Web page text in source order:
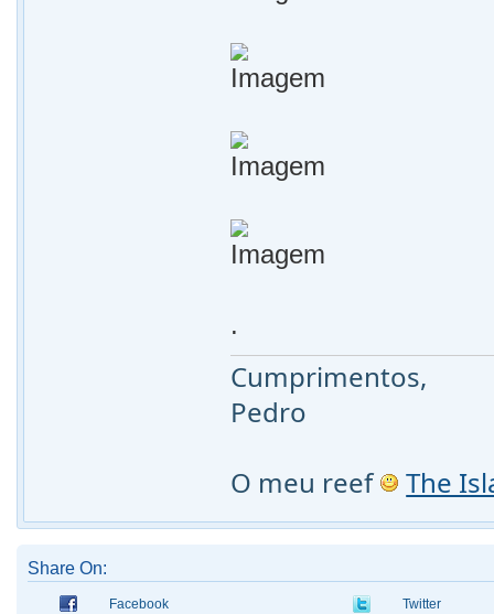
.
Cumprimentos,
Pedro
O meu reef
The
Share On:
Facebook Twitter